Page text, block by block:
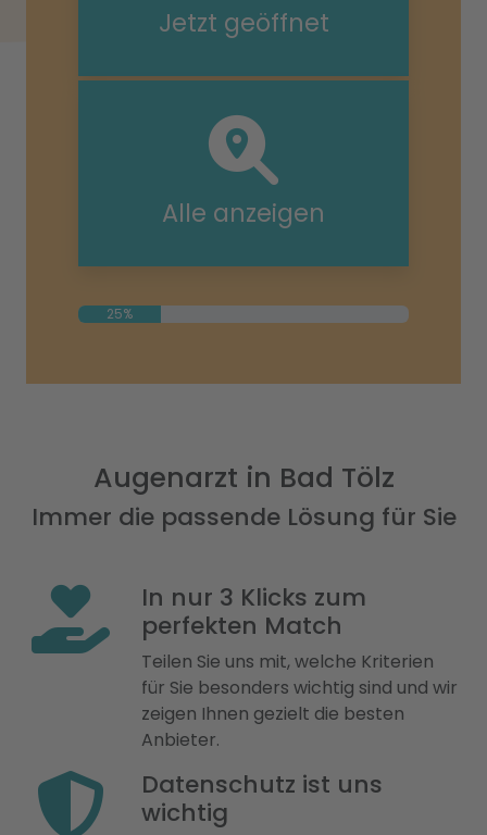
Jetzt geöffnet
Alle anzeigen
25%
Augenarzt in Bad Tölz
Immer die passende Lösung für Sie
In nur 3 Klicks zum
perfekten Match
Teilen Sie uns mit, welche Kriterien
für Sie besonders wichtig sind und wir
zeigen Ihnen gezielt die besten
Anbieter.
Datenschutz ist uns
wichtig